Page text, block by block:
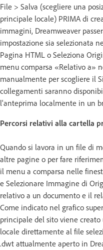
File > Salva (scegliere una
principale locale) PRIMA di
immagini, Dreamweaver
impostazione sia selezionata
Pagina HTML o Seleziona
menu comparsa «Relativo a»
manualmente per scogliere il
collegamenti saranno
l'anteprima localmente in un
Percorsi relativi alla cartella
Quando si lavora in un file di
altre pagine o per fare
il menu a comparsa nelle
e Selezionare Immagine di
relativo a un documento e il
Come indicato nel grafico
principale del sito viene
locale direttamente al file
.dwt attualmente aperto in